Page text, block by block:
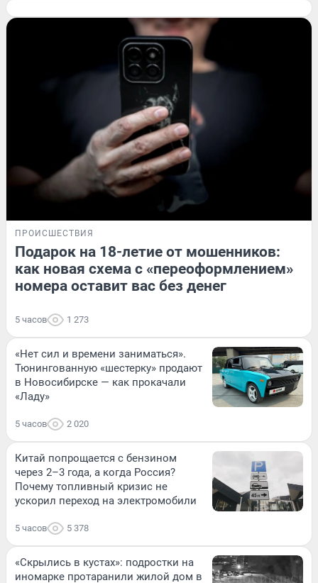
ПРОИСШЕСТВИЯ
Подарок на 18-летие от мошенников:
как новая схема с «переоформлением»
номера оставит вас без денег
5 часов 1 273
«Нет сил и времени заниматься».
Тюнингованную «шестерку» продают
в Новосибирске — как прокачали
«Ладу»
5 часов 2 020
Китай попрощается с бензином
через 2–3 года, а когда Россия?
Почему топливный кризис не
ускорил переход на электромобили
5 часов 5 378
«Скрылись в кустах»: подростки на
иномарке протаранили жилой дом в